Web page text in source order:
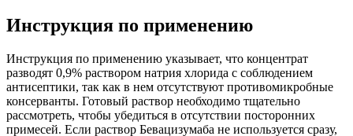
Инструкция по применению
Инструкция по применению указывает, что концентрат
разводят 0,9% раствором натрия хлорида с соблюдением
антисептики, так как в нем отсутствуют противомикробные
консерванты. Готовый раствор необходимо тщательно
рассмотреть, чтобы убедиться в отсутствии посторонних
примесей. Если раствор Бевацизумаба не используется сразу,